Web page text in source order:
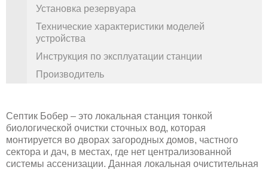
Установка резервуара
Технические характеристики моделей
устройства
Инструкция по эксплуатации станции
Производитель
Септик Бобер – это локальная станция тонкой
биологической очистки сточных вод, которая
монтируется во дворах загородных домов, частного
сектора и дач, в местах, где нет централизованной
системы ассенизации. Данная локальная очистительная